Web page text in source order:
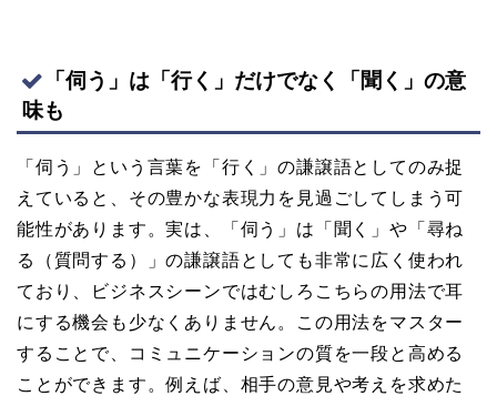
「伺う」は「行く」だけでなく「聞く」の意
味も
「伺う」という言葉を「行く」の謙譲語としてのみ捉
えていると、その豊かな表現力を見過ごしてしまう可
能性があります。実は、「伺う」は「聞く」や「尋ね
る（質問する）」の謙譲語としても非常に広く使われ
ており、ビジネスシーンではむしろこちらの用法で耳
にする機会も少なくありません。この用法をマスター
することで、コミュニケーションの質を一段と高める
ことができます。例えば、相手の意見や考えを求めた